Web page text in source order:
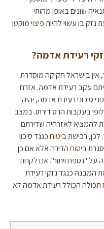
שונים באופן מהותי
נזק בו עשוי להיותפיצוימוקטן
רעידת אדמה?
אין בישראל חקיקה מוסדרת
עקב רעידת אדמה. אזרח
סיכוני רעידת אדמה, יהיה
בעקבות הרס דירתו. במצב
להמציא לאזרחיה שדירתם
לכן, רכישתביטוחכנגד סיכון
ביטוחהדירה אלא אם כן
על "נספח ויתור". אם לקחת
כנגד נזקי רעידת
תכולה הכולל רעידת אדמה לא